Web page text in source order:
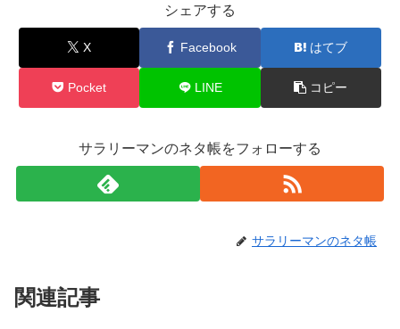
シェアする
X Facebook はてブ
Pocket LINE コピー
サラリーマンのネタ帳をフォローする
サラリーマンのネタ帳
関連記事